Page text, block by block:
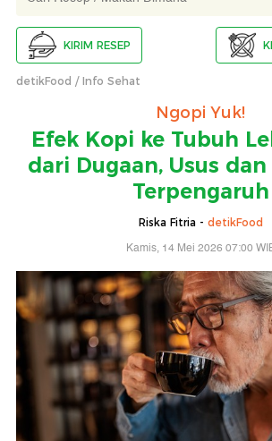
KIRIM RESEP
detikFood Info Sehat
Ngopi Yuk!
Efek Kopi ke Tubuh
dari Dugaan, Usus
Terpengaruh
Riska Fitria - detikFood
Kamis, 14 Mei 2026 07:00